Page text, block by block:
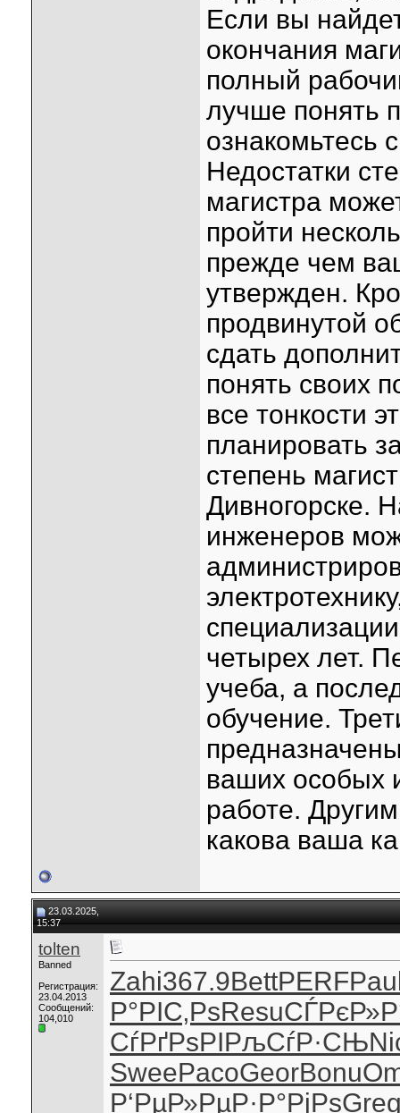
Если вы
окончания
полный
лучше понять
ознакомьтесь
Недостатки
магистра
пройти
прежде чем
утвержден.
продвинутой
сдать
понять своих
все тонкости
планировать
степень
Дивногорске.
инженеров
четырех лет.
учеба, а
обучение.
ваших особых
работе.
какова ваша
23.03.2025,
15:37
tolten
Banned
Регистрация:
23.04.2013
Сообщений:
104,010
Zahi367.9BettPERF
Р°РІС‚РѕResu
СѓРґРѕРІРљСѓР·СЊ
SweePacoGeorBonu
Р‘РµР»РµР·Р°РјРѕ